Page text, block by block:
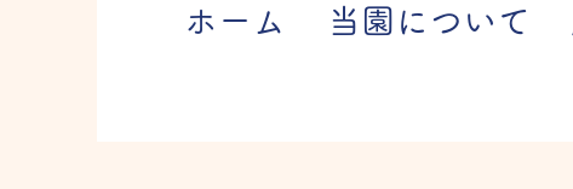
ホーム 当園について